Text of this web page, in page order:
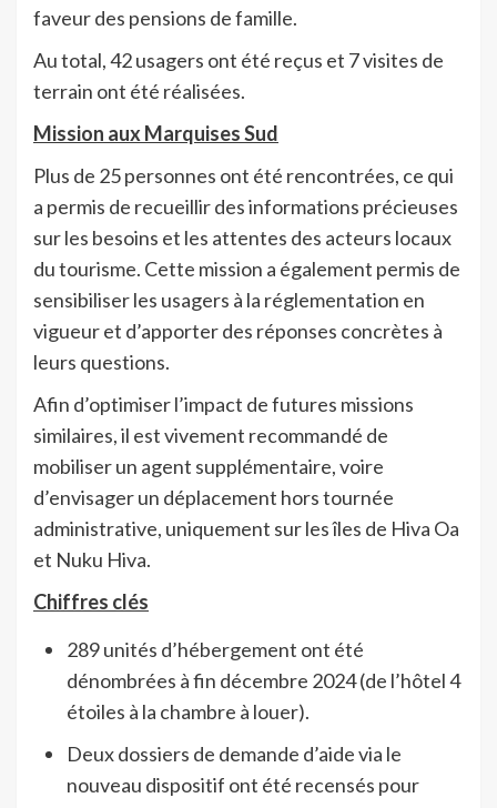
faveur des pensions de famille.
Au total, 42 usagers ont été reçus et 7 visites de
terrain ont été réalisées.
Mission aux Marquises Sud
Plus de 25 personnes ont été rencontrées, ce qui
a permis de recueillir des informations précieuses
sur les besoins et les attentes des acteurs locaux
du tourisme. Cette mission a également permis de
sensibiliser les usagers à la réglementation en
vigueur et d’apporter des réponses concrètes à
leurs questions.
Afin d’optimiser l’impact de futures missions
similaires, il est vivement recommandé de
mobiliser un agent supplémentaire, voire
d’envisager un déplacement hors tournée
administrative, uniquement sur les îles de Hiva Oa
et Nuku Hiva.
Chiffres clés
289 unités d’hébergement ont été
dénombrées à fin décembre 2024 (de l’hôtel 4
étoiles à la chambre à louer).
Deux dossiers de demande d’aide via le
nouveau dispositif ont été recensés pour